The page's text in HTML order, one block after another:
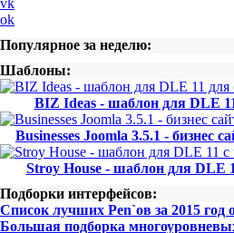
ok
Популярное за неделю:
Шаблоны:
BIZ Ideas - шаблон для DLE
Businesses Joomla 3.5.1 - бизнес
Stroy House - шаблон для DLE
Подборки интерфейсов:
Список лучших Pen`ов за 2015 год
Большая подборка